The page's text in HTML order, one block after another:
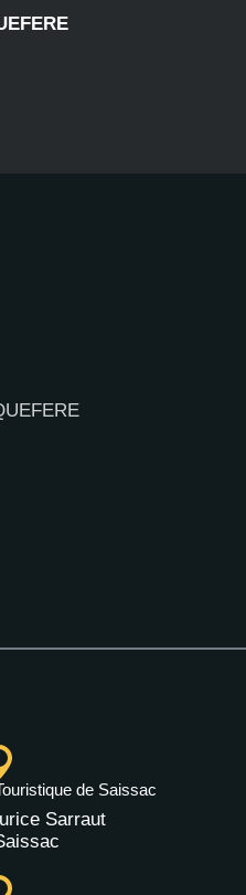
de Saissac
Sarraut